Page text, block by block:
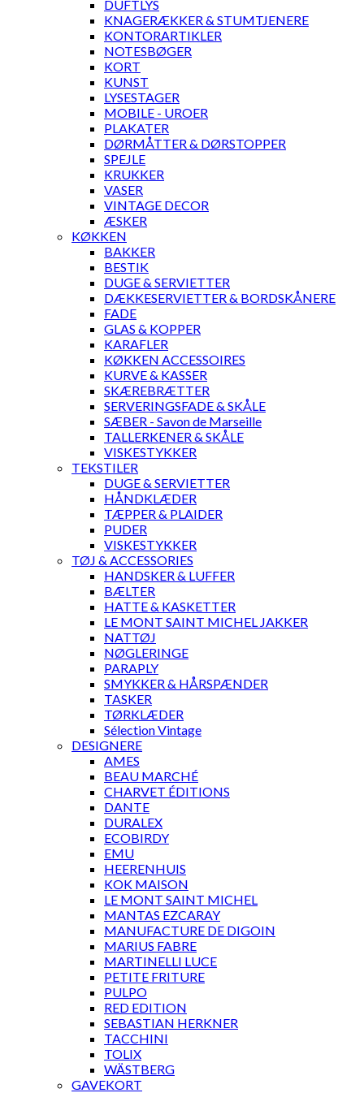
DUFTLYS
KNAGERÆKKER & STUMTJENERE
KONTORARTIKLER
NOTESBØGER
KORT
KUNST
LYSESTAGER
MOBILE - UROER
PLAKATER
DØRMÅTTER & DØRSTOPPER
SPEJLE
KRUKKER
VASER
VINTAGE DECOR
ÆSKER
KØKKEN
BAKKER
BESTIK
DUGE & SERVIETTER
DÆKKESERVIETTER & BORDSKÅNERE
FADE
GLAS & KOPPER
KARAFLER
KØKKEN ACCESSOIRES
KURVE & KASSER
SKÆREBRÆTTER
SERVERINGSFADE & SKÅLE
SÆBER - Savon de Marseille
TALLERKENER & SKÅLE
VISKESTYKKER
TEKSTILER
DUGE & SERVIETTER
HÅNDKLÆDER
TÆPPER & PLAIDER
PUDER
VISKESTYKKER
TØJ & ACCESSORIES
HANDSKER & LUFFER
BÆLTER
HATTE & KASKETTER
LE MONT SAINT MICHEL JAKKER
NATTØJ
NØGLERINGE
PARAPLY
SMYKKER & HÅRSPÆNDER
TASKER
TØRKLÆDER
Sélection Vintage
DESIGNERE
AMES
BEAU MARCHÉ
CHARVET ÉDITIONS
DANTE
DURALEX
ECOBIRDY
EMU
HEERENHUIS
KOK MAISON
LE MONT SAINT MICHEL
MANTAS EZCARAY
MANUFACTURE DE DIGOIN
MARIUS FABRE
MARTINELLI LUCE
PETITE FRITURE
PULPO
RED EDITION
SEBASTIAN HERKNER
TACCHINI
TOLIX
WÄSTBERG
GAVEKORT